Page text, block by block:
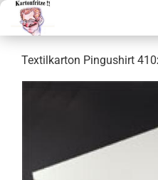
Tex­til­kar­ton Pin­gu­shirt